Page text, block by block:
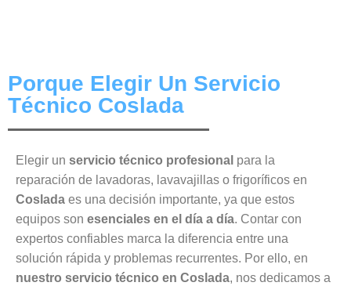
Porque Elegir Un Servicio
Técnico Coslada
Elegir un servicio técnico profesional para la
reparación de lavadoras, lavavajillas o frigoríficos en
Coslada es una decisión importante, ya que estos
equipos son esenciales en el día a día. Contar con
expertos confiables marca la diferencia entre una
solución rápida y problemas recurrentes. Por ello, en
nuestro servicio técnico en Coslada, nos dedicamos a